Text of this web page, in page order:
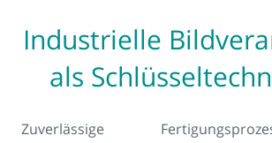
Industrielle
als
Zuverlässige